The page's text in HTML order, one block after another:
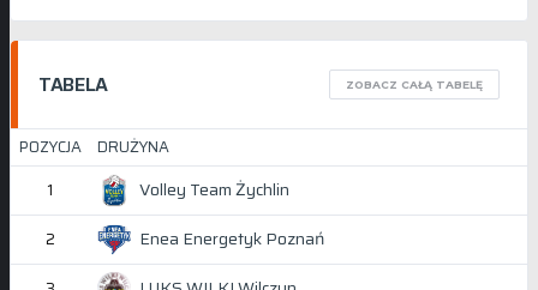
TABELA ZOBACZ CAŁĄ TABELĘ
POZYCJA
DRUŻYNA
1
Volley Team Żychlin
2 Enea Energetyk Poznań